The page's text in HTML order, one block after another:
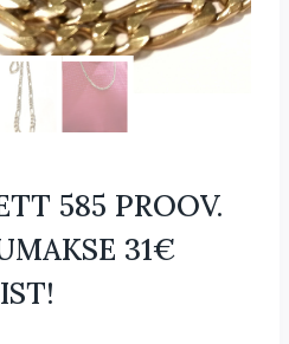
585 PROOV.
31€